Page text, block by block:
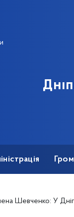
У Дніпровському районі з’явилися перші «зелені» трамвайні